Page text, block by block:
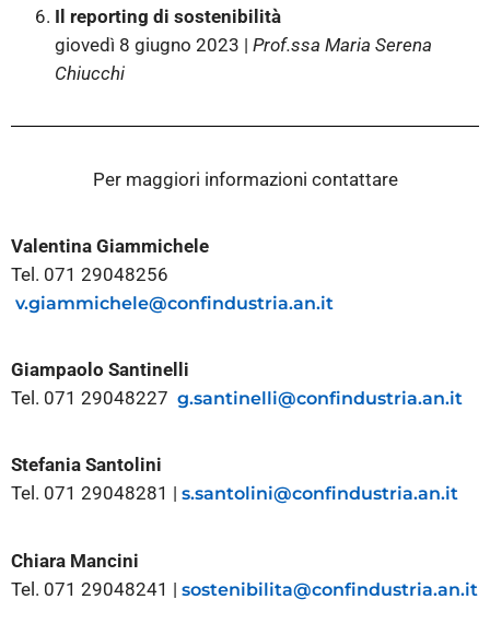
Il reporting di sostenibilità
giovedì 8 giugno 2023 | Prof.ssa Maria Serena
Chiucchi
Per maggiori informazioni contattare
Valentina Giammichele
Tel. 071 29048256
v.giammichele@confindustria.an.it
Giampaolo Santinelli
Tel. 071 29048227 g.santinelli@confindustria.an.it
Stefania Santolini
Tel. 071 29048281 | s.santolini@confindustria.an.it
Chiara Mancini
Tel. 071 29048241 | sostenibilita@confindustria.an.it